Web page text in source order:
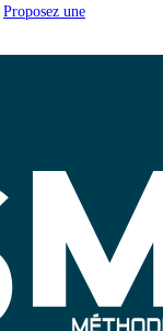
Proposez une